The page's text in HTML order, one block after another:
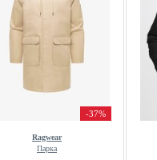
-37%
Ragwear
Парка